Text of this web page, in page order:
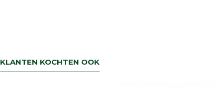
KLANTEN KOCHTEN OOK